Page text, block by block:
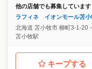
他の店舗でも募集しています
ラフィネ イオンモール苫小
北海道 苫小牧市 柳町3-1-20
苫小牧駅
キープする